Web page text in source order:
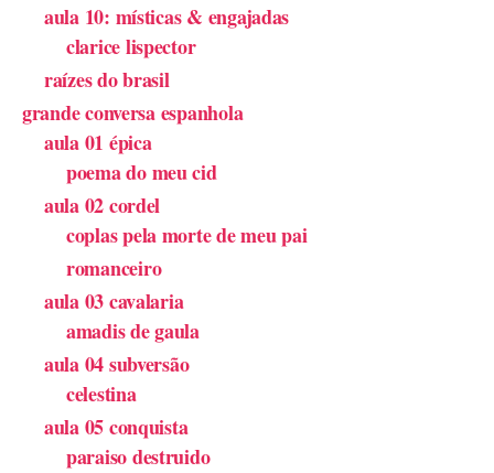
aula 10: místicas & engajadas
clarice lispector
raízes do brasil
grande conversa espanhola
aula 01 épica
poema do meu cid
aula 02 cordel
coplas pela morte de meu pai
romanceiro
aula 03 cavalaria
amadis de gaula
aula 04 subversão
celestina
aula 05 conquista
paraiso destruido